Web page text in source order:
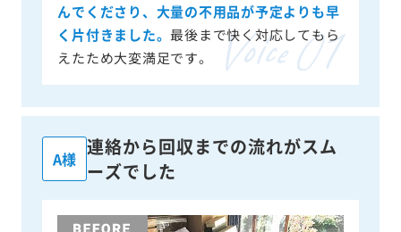
んでくださり、大量の不用品が予定よりも早
く片付きました。 最後まで快く対応してもら
えたため大変満足です。
A様
連絡から回収までの流れがスム
ーズでした